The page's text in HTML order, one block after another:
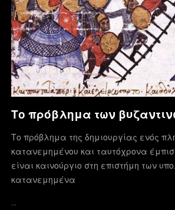
Το πρόβλημα των
Το πρόβλημα της δημιουργίας ενός
κατανεμημένου και ταυτόχρονα
είναι καινούργιο στη επιστήμη των
κατανεμημένα